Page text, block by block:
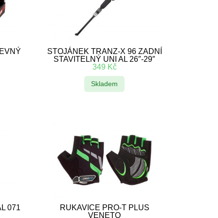
STOJÁNEK TRANZ-X 96 ZADNÍ
STAVITELNÝ UNI AL 26″-29″
349 Kč
Skladem
071
RUKAVICE PRO-T PLUS
VENETO